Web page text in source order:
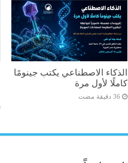
الذكاء الاصطناعي يكتب جينومًا
كاملًا لأول مرة